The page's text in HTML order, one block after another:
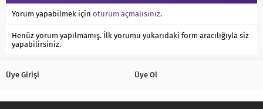
aşağıdaki tablodan
Yorum yapabilmek için oturum açmalısınız.
Henüz yorum yapılmamış. İlk yorumu yukarıdaki form aracılığıyla siz
yapabilirsiniz.
Üye Girişi Üye Ol